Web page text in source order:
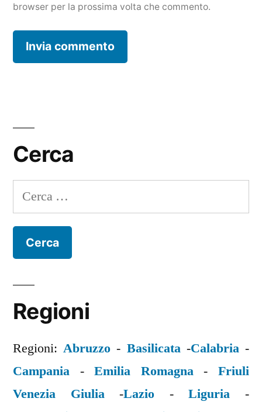
browser per la prossima volta che commento.
Cerca
Ricerca
per:
Regioni
Regioni:Abruzzo - Basilicata-Calabria-
Campania -Emilia Romagna-Friuli
Venezia Giulia-Lazio -Liguria -